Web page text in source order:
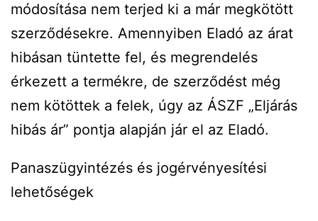
módosítása nem terjed ki a már megkötött
szerződésekre. Amennyiben Eladó az árat
hibásan tüntette fel, és megrendelés
érkezett a termékre, de szerződést még
nem kötöttek a felek, úgy az ÁSZF „Eljárás
hibás ár” pontja alapján jár el az Eladó.
Panaszügyintézés és jogérvényesítési
lehetőségek